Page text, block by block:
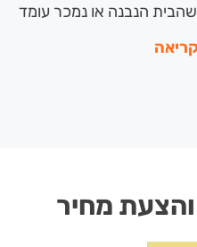
הנבנה או נמכר עומד
מחיר